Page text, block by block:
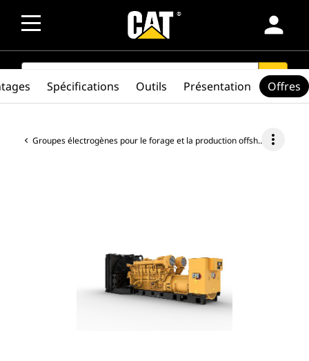
person
SEARCH search
Groupes électrogènes pour le forage et la production offshore more_vert
Spécifications Outils Présentation Offres